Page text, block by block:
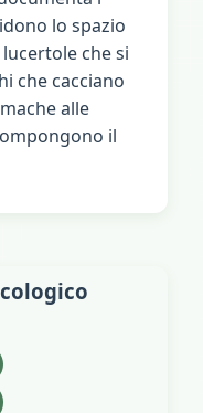
lo spazio
che si
che cacciano
alle
il